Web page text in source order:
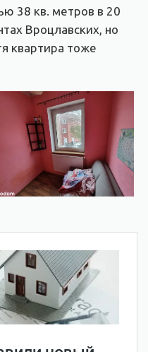
38 кв. метров в 20
Вроцлавских, но
квартира тоже